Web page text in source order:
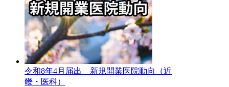
令和8年4月届出 新規開業医院動向（近
畿・医科）